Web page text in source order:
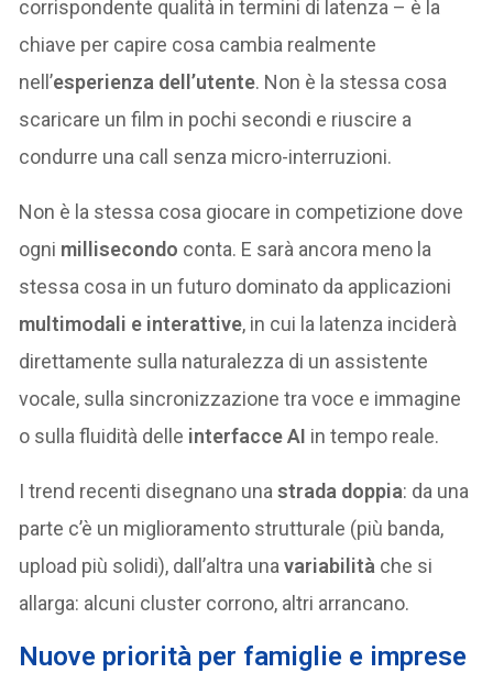
corrispondente qualità in termini di latenza – è la
chiave per capire cosa cambia realmente
nell’esperienza dell’utente. Non è la stessa cosa
scaricare un film in pochi secondi e riuscire a
condurre una call senza micro-interruzioni.
Non è la stessa cosa giocare in competizione dove
ogni millisecondo conta. E sarà ancora meno la
stessa cosa in un futuro dominato da applicazioni
multimodali e interattive, in cui la latenza inciderà
direttamente sulla naturalezza di un assistente
vocale, sulla sincronizzazione tra voce e immagine
o sulla fluidità delle interfacce AI in tempo reale.
I trend recenti disegnano unastrada doppia: da una
parte c’è un miglioramento strutturale (più banda,
upload più solidi), dall’altra unavariabilità che si
allarga: alcuni cluster corrono, altri arrancano.
Nuove priorità per famiglie e imprese